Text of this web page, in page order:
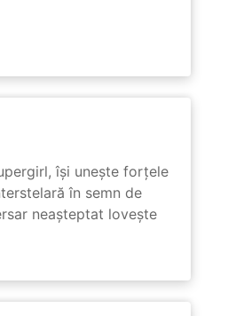
își unește forțele
în semn de
neașteptat lovește